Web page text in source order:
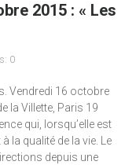
2015 : « Les
0
Vendredi 16 octobre
la Villette, Paris 19
qui, lorsqu’elle est
la qualité de la vie. Le
depuis une